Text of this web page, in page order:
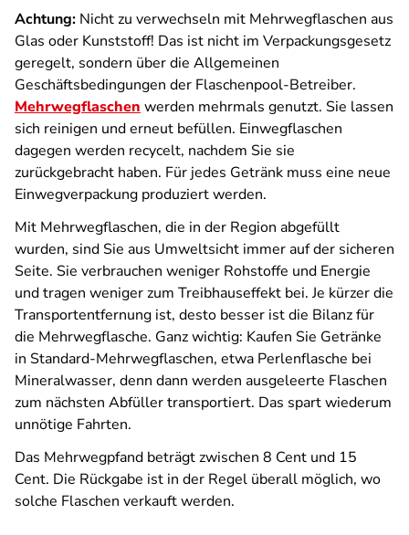
Achtung: Nicht zu verwechseln mit Mehrwegflaschen aus
Glas oder Kunststoff! Das ist nicht im Verpackungsgesetz
geregelt, sondern über die Allgemeinen
Geschäftsbedingungen der Flaschenpool-Betreiber.
Mehrwegflaschen werden mehrmals genutzt. Sie lassen
sich reinigen und erneut befüllen. Einwegflaschen
dagegen werden recycelt, nachdem Sie sie
zurückgebracht haben. Für jedes Getränk muss eine neue
Einwegverpackung produziert werden.
Mit Mehrwegflaschen, die in der Region abgefüllt
wurden, sind Sie aus Umweltsicht immer auf der sicheren
Seite. Sie verbrauchen weniger Rohstoffe und Energie
und tragen weniger zum Treibhauseffekt bei. Je kürzer die
Transportentfernung ist, desto besser ist die Bilanz für
die Mehrwegflasche. Ganz wichtig: Kaufen Sie Getränke
in Standard-Mehrwegflaschen, etwa Perlenflasche bei
Mineralwasser, denn dann werden ausgeleerte Flaschen
zum nächsten Abfüller transportiert. Das spart wiederum
unnötige Fahrten.
Das Mehrwegpfand beträgt zwischen 8 Cent und 15
Cent. Die Rückgabe ist in der Regel überall möglich, wo
solche Flaschen verkauft werden.